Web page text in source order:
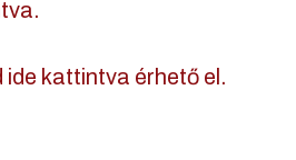
ide kattintva érhető el.